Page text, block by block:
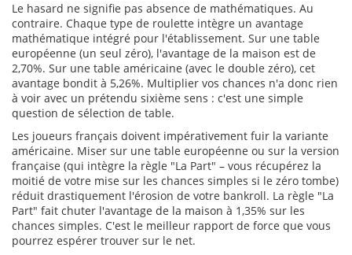
Le hasard ne signifie pas absence de mathématiques. Au
contraire. Chaque type de roulette intègre un avantage
mathématique intégré pour l'établissement. Sur une table
européenne (un seul zéro), l'avantage de la maison est de
2,70%. Sur une table américaine (avec le double zéro), cet
avantage bondit à 5,26%. Multiplier vos chances n'a donc rien
à voir avec un prétendu sixième sens : c'est une simple
question de sélection de table.
Les joueurs français doivent impérativement fuir la variante
américaine. Miser sur une table européenne ou sur la version
française (qui intègre la règle "La Part" – vous récupérez la
moitié de votre mise sur les chances simples si le zéro tombe)
réduit drastiquement l'érosion de votre bankroll. La règle "La
Part" fait chuter l'avantage de la maison à 1,35% sur les
chances simples. C'est le meilleur rapport de force que vous
pourrez espérer trouver sur le net.